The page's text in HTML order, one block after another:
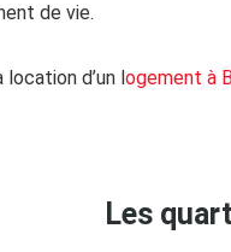
de vie.
d’un logement à
Les